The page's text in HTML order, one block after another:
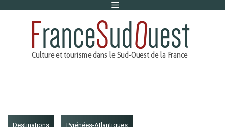
Menu
Destinations Pyrénées-Atlantiques